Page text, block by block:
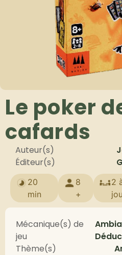
Le poker
cafards
Auteur(s)
Éditeur(s)
20
min
8
+
2
Mécanique(s) de
jeu
Thème(s)